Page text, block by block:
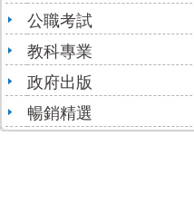
公職考試
教科專業
政府出版
暢銷精選